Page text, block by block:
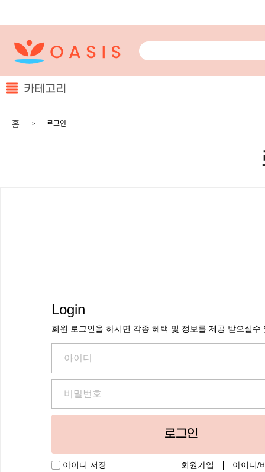
카테고리
홈 로그인
Login
회원 로그인을 하시면 각종 혜택 및 정보를 제공 받으실수
로그인
아이디 저장 회원가입 아이디/